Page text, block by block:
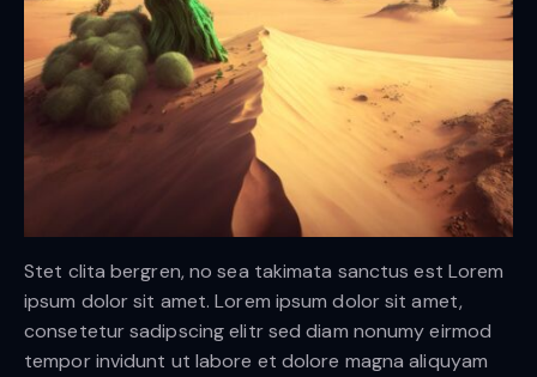
Stet clita bergren, no sea takimata sanctus est Lorem
ipsum dolor sit amet. Lorem ipsum dolor sit amet,
consetetur sadipscing elitr sed diam nonumy eirmod
tempor invidunt ut labore et dolore magna aliquyam